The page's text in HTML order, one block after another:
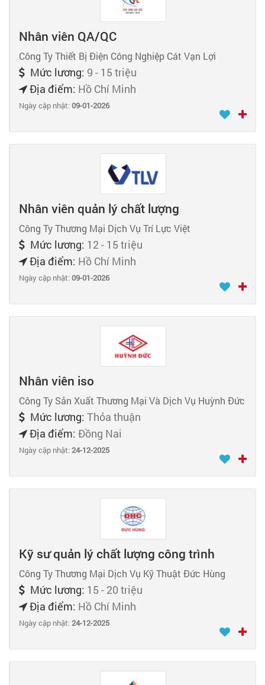
Nhân viên QA/QC
Công Ty Thiết Bị Điện Công Nghiệp Cát Vạn Lợi
Mức lương: 9 - 15 triệu
Địa điểm: Hồ Chí Minh
Ngày cập nhật:09-01-2026
Nhân viên quản lý chất lượng
Công Ty Thương Mại Dịch Vụ Trí Lực Việt
Mức lương: 12 - 15 triệu
Địa điểm: Hồ Chí Minh
Ngày cập nhật:09-01-2026
Nhân viên iso
Công Ty Sản Xuất Thương Mại Và Dịch Vụ Huỳnh Đức
Mức lương: Thỏa thuận
Địa điểm: Đồng Nai
Ngày cập nhật:24-12-2025
Kỹ sư quản lý chất lượng công trình
Công Ty Thương Mại Dịch Vụ Kỹ Thuật Đức Hùng
Mức lương: 15 - 20 triệu
Địa điểm: Hồ Chí Minh
Ngày cập nhật:24-12-2025